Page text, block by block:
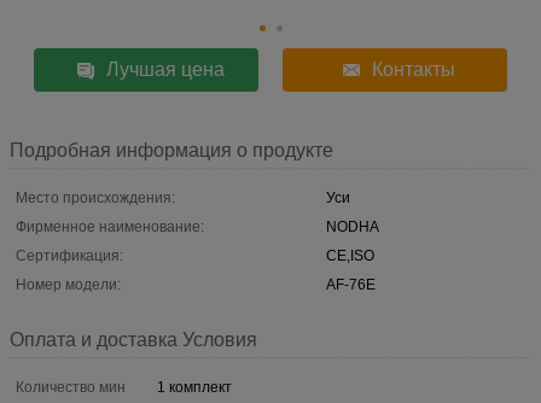
Лучшая цена Контакты
Подробная информация о продукте
Место происхождения:
Уси
Фирменное наименование:
NODHA
Сертификация:
CE,ISO
Номер модели:
AF-76E
Оплата и доставка Условия
Количество мин
1 комплект